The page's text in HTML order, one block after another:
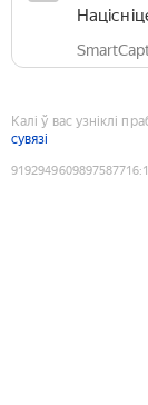
Калі ў вас узніклі
сувязі
9192949609897587716: